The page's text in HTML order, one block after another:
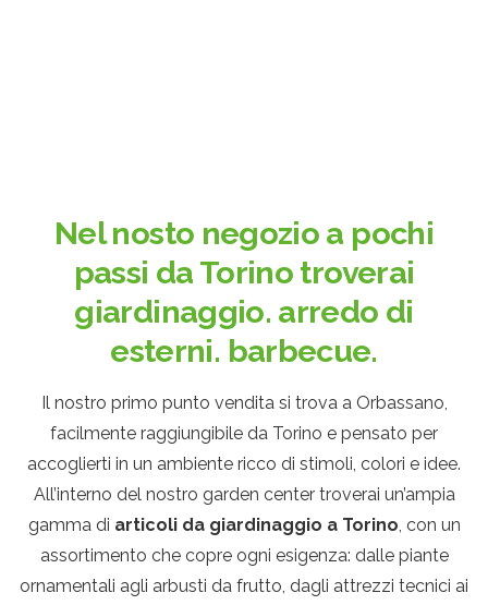
Nel nosto negozio a pochi
passi da Torino troverai
giardinaggio. arredo di
esterni. barbecue.
Il nostro primo punto vendita si trova a Orbassano,
facilmente raggiungibile da Torino e pensato per
accoglierti in un ambiente ricco di stimoli, colori e idee.
All’interno del nostro garden center troverai un’ampia
gamma di articoli da giardinaggio a Torino, con un
assortimento che copre ogni esigenza: dalle piante
ornamentali agli arbusti da frutto, dagli attrezzi tecnici ai